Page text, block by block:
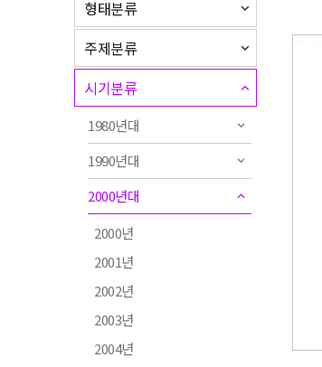
형태분류
주제분류
시기분류
1980년대
1990년대
2000년대
2000년
2001년
2002년
2003년
2004년